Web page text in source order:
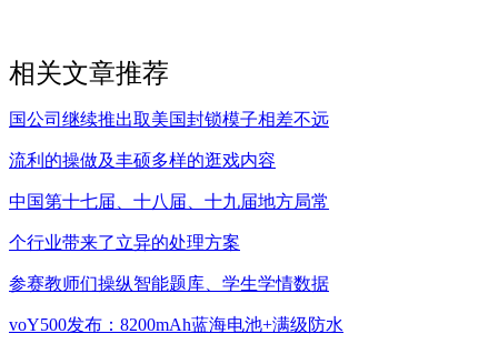
相关文章推荐
国公司继续推出取美国封锁模子相差不远
流利的操做及丰硕多样的逛戏内容
中国第十七届、十八届、十九届地方局常
个行业带来了立异的处理方案
参赛教师们操纵智能题库、学生学情数据
voY500发布：8200mAh蓝海电池+满级防水